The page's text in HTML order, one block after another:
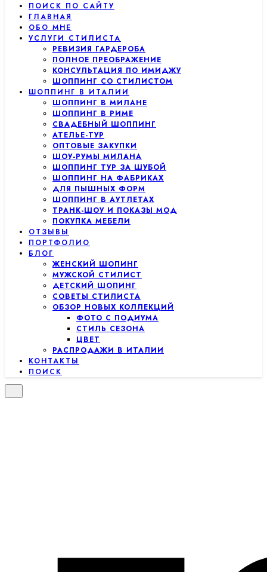
ПОИСК ПО САЙТУ
ГЛАВНАЯ
ОБО МНЕ
УСЛУГИ СТИЛИСТА
РЕВИЗИЯ ГАРДЕРОБА
ПОЛНОЕ ПРЕОБРАЖЕНИЕ
КОНСУЛЬТАЦИЯ ПО ИМИДЖУ
ШОППИНГ СО СТИЛИСТОМ
ШОППИНГ В ИТАЛИИ
ШОППИНГ В МИЛАНЕ
ШОППИНГ В РИМЕ
СВАДЕБНЫЙ ШОППИНГ
АТЕЛЬЕ-ТУР
ОПТОВЫЕ ЗАКУПКИ
ШОУ-РУМЫ МИЛАНА
ШОППИНГ ТУР ЗА ШУБОЙ
ШОППИНГ НА ФАБРИКАХ
ДЛЯ ПЫШНЫХ ФОРМ
ШОППИНГ В АУТЛЕТАХ
ТРАНК-ШОУ И ПОКАЗЫ МОД
ПОКУПКА МЕБЕЛИ
ОТЗЫВЫ
ПОРТФОЛИО
БЛОГ
ЖЕНСКИЙ ШОПИНГ
МУЖСКОЙ СТИЛИСТ
ДЕТСКИЙ ШОПИНГ
СОВЕТЫ СТИЛИСТА
ОБЗОР НОВЫХ КОЛЛЕКЦИЙ
ФОТО С ПОДИУМА
СТИЛЬ СЕЗОНА
ЦВЕТ
РАСПРОДАЖИ В ИТАЛИИ
КОНТАКТЫ
ПОИСК